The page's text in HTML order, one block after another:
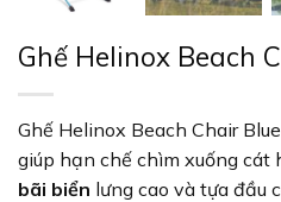
Ghế Helinox Beach
Ghế Helinox Beach Chair
giúp hạn chế chìm xuống cát
bãi biển lưng cao và tựa đầu